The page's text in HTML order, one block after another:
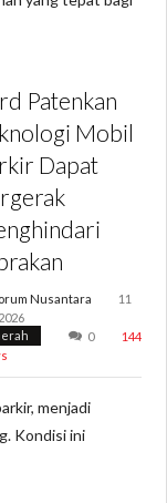
Patenkan
Mobil
Dapat
Nusantara
11
0
144
menjadi
Kondisi ini